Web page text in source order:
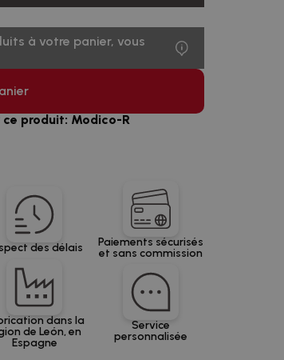
à votre panier, vous
ce produit: Modico-R
des délais
Paiements sécurisés
et sans commission
dans la
de León, en
Espagne
Service
personnalisée